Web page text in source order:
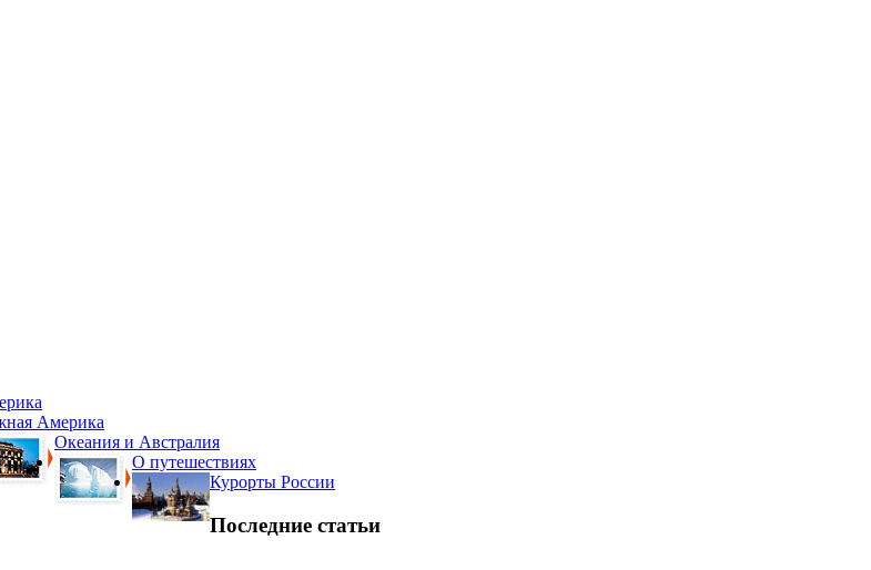
Америка
Океания и Австралия
О путешествиях
Курорты России
Последние статьи